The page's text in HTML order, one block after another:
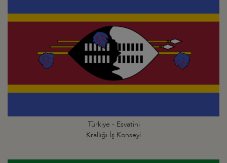
Türkiye - Esvatini
Krallığı İş Konseyi